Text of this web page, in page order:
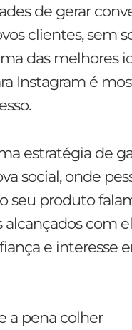
de gerar
clientes, sem
das melhores
Instagram é
estratégia de
social, onde
seu produto
alcançados com
e interesse
a pena colher